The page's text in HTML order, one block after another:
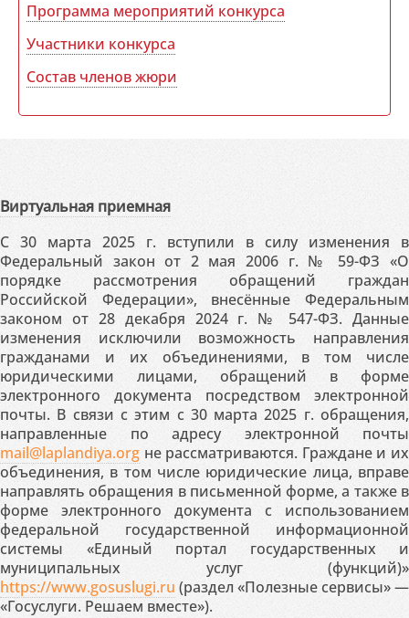
Программа мероприятий конкурса
Участники конкурса
Состав членов жюри
Виртуальная приемная
С 30 марта 2025 г. вступили в силу изменения в
Федеральный закон от 2 мая 2006 г. № 59-ФЗ «О
порядке рассмотрения обращений граждан
Российской Федерации», внесённые Федеральным
законом от 28 декабря 2024 г. № 547-ФЗ. Данные
изменения исключили возможность направления
гражданами и их объединениями, в том числе
юридическими лицами, обращений в форме
электронного документа посредством электронной
почты. В связи с этим с 30 марта 2025 г. обращения,
направленные по адресу электронной почты
mail@laplandiya.org не рассматриваются. Граждане и их
объединения, в том числе юридические лица, вправе
направлять обращения в письменной форме, а также в
форме электронного документа с использованием
федеральной государственной информационной
системы «Единый портал государственных и
муниципальных услуг (функций)»
https://www.gosuslugi.ru (раздел «Полезные сервисы» —
«Госуслуги. Решаем вместе»).